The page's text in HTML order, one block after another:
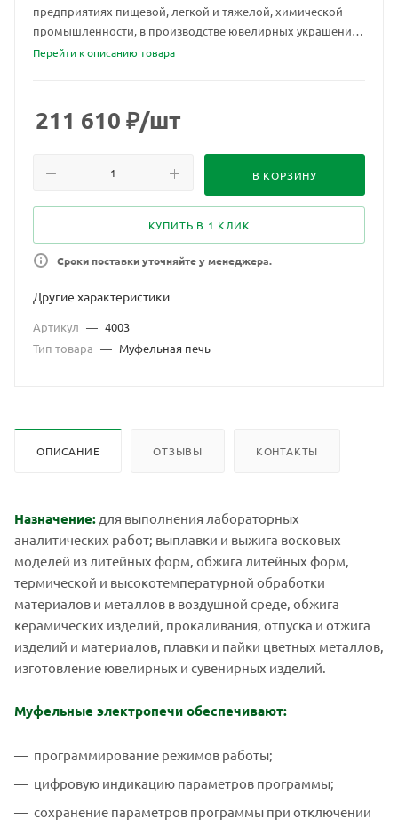
предприятиях пищевой, легкой и тяжелой, химической
промышленности, в производстве ювелирных украшений,
изделий из керамики, на предприятиях, занимающихся
Перейти к описанию товара
211 610 ₽/шт
В КОРЗИНУ
КУПИТЬ В 1 КЛИК
Сроки поставки уточняйте у менеджера.
Другие характеристики
Артикул — 4003
Тип товара — Муфельная печь
ОПИСАНИЕ ОТЗЫВЫ КОНТАКТЫ
Назначение: для выполнения лабораторных
аналитических работ; выплавки и выжига восковых
моделей из литейных форм, обжига литейных форм,
термической и высокотемпературной обработки
материалов и металлов в воздушной среде, обжига
керамических изделий, прокаливания, отпуска и отжига
изделий и материалов, плавки и пайки цветных металлов,
изготовление ювелирных и сувенирных изделий.
Муфельные электропечи обеспечивают:
программирование режимов работы;
цифровую индикацию параметров программы;
сохранение параметров программы при отключении